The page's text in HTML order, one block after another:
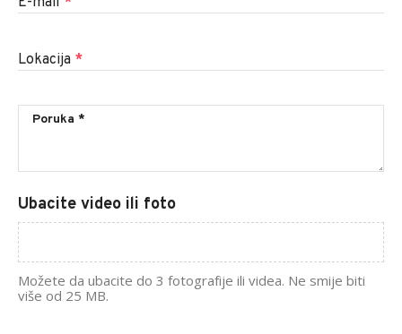
Lokacija *
Ubacite video ili foto
Možete da ubacite do 3 fotografije ili videa. Ne smije biti
više od 25 MB.